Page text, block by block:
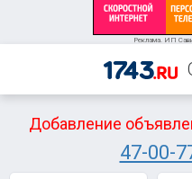
Реклама. ИП
Добавление
47-00-